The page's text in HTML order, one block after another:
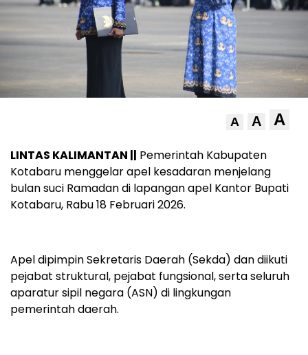
A A A
LINTAS KALIMANTAN || Pemerintah Kabupaten
Kotabaru menggelar apel kesadaran menjelang
bulan suci Ramadan di lapangan apel Kantor Bupati
Kotabaru, Rabu 18 Februari 2026.
Apel dipimpin Sekretaris Daerah (Sekda) dan diikuti
pejabat struktural, pejabat fungsional, serta seluruh
aparatur sipil negara (ASN) di lingkungan
pemerintah daerah.